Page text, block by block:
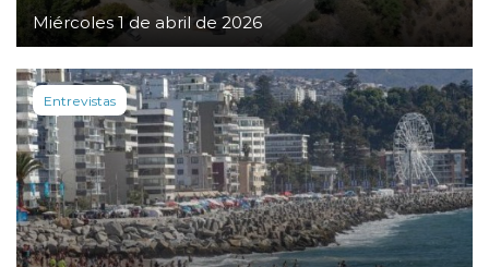
Miércoles 1 de abril de 2026
Entrevistas